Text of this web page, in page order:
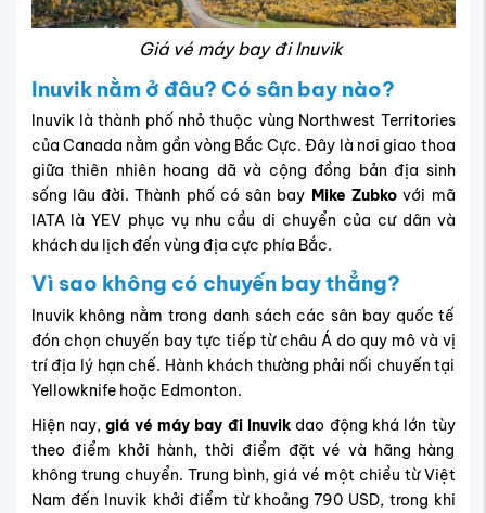
Giá vé máy bay đi Inuvik
Inuvik nằm ở đâu? Có sân bay nào?
Inuvik là thành phố nhỏ thuộc vùng Northwest Territories
của Canada nằm gần vòng Bắc Cực. Đây là nơi giao thoa
giữa thiên nhiên hoang dã và cộng đồng bản địa sinh
sống lâu đời. Thành phố có sân bay Mike Zubkovới mã
IATA là YEV phục vụ nhu cầu di chuyển của cư dân và
khách du lịch đến vùng địa cực phía Bắc.
Vì sao không có chuyến bay thẳng?
Inuvik không nằm trong danh sách các sân bay quốc tế
đón chọn chuyến bay tực tiếp từ châu Á do quy mô và vị
trí địa lý hạn chế. Hành khách thường phải nối chuyến tại
Yellowknife hoặc Edmonton.
Hiện nay,giá vé máy bay đi Inuvikdao động khá lớn tùy
theo điểm khởi hành, thời điểm đặt vé và hãng hàng
không trung chuyển. Trung bình, giá vé một chiều từ Việt
Nam đến Inuvik khởi điểm từ khoảng 790 USD, trong khi